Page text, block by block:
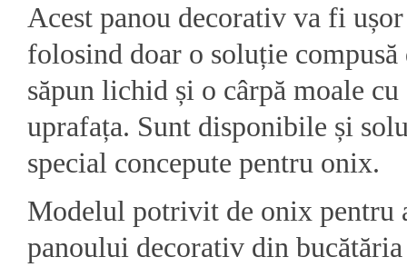
Acest panou decorativ va fi
folosind doar o soluție compusă
săpun lichid și o cârpă moale cu
uprafața. Sunt disponibile și
special concepute pentru onix.
Modelul potrivit de onix pentru
panoului decorativ din bucătăria